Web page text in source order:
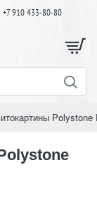
+7 910 433-80-80
Polystone